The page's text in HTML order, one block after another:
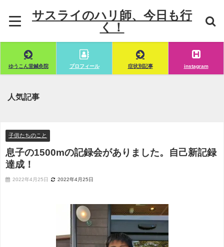
サスライのハリ師、今日も行
く！
ゆうこん堂鍼灸院 プロフィール 症状別記事 instagram
人気記事
子供たちのこと
息子の1500mの記録会がありました。自己新記録
達成！
2022年4月25日 2022年4月25日